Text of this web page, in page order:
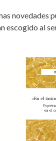
novedades
escogido al